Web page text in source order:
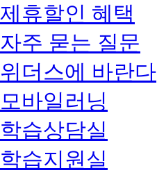
제휴할인 혜택
자주 묻는 질문
위더스에 바란다
모바일러닝
학습상담실
학습지원실